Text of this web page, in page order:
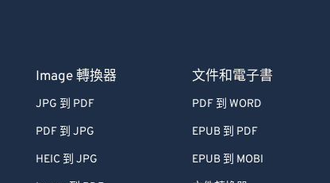
Image 轉換器
JPG 到 PDF
PDF 到 JPG
HEIC 到 JPG
文件和電子書
PDF 到 WORD
EPUB 到 PDF
EPUB 到 MOBI